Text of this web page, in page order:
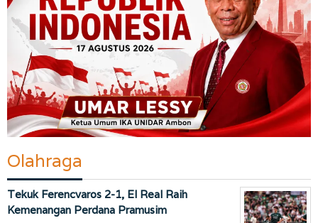
Olahraga
Tekuk Ferencvaros 2-1, El Real Raih
Kemenangan Perdana Pramusim